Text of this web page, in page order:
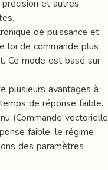
de puissance et
loi de commande plus
Ce mode est basé sur
plusieurs avantages à
de réponse faible.
(Commande vectorielle
faible, le régime
des paramètres